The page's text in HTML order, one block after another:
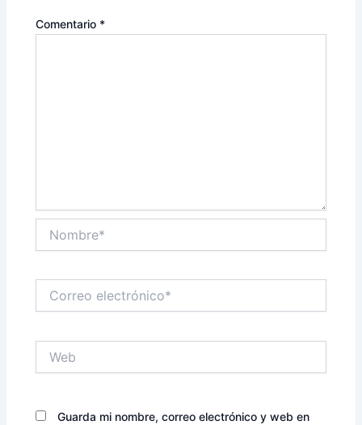
Comentario *
electrónico*
Guarda mi nombre, correo electrónico y web en